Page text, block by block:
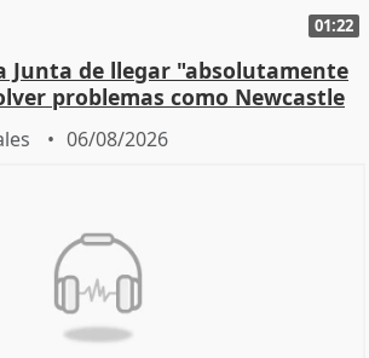
01:22
Junta de llegar "absolutamente
problemas como Newcastle
06/08/2026